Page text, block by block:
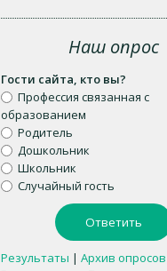
Наш опрос
Гости сайта, кто вы?
Профессия связанная с
образованием
Родитель
Дошкольник
Школьник
Случайный гость
Результаты |Архив опросов